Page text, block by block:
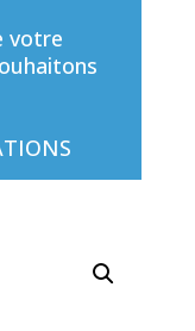
votre